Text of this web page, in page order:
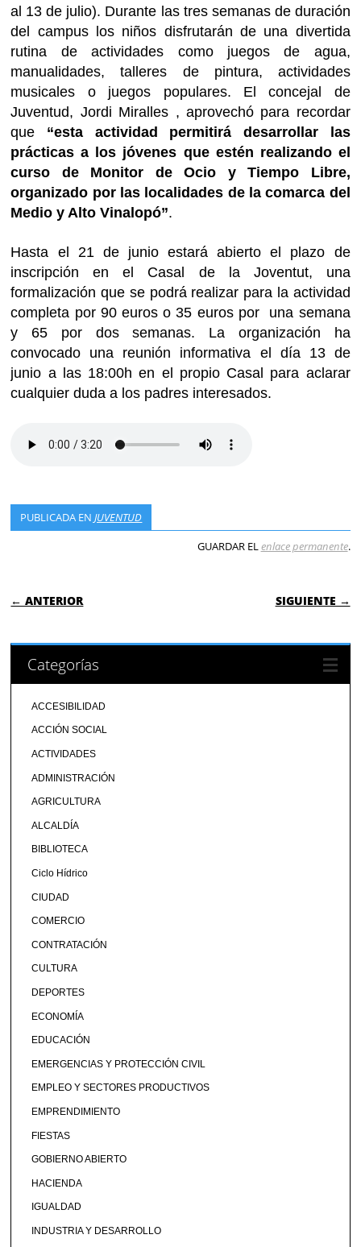
al 13 de julio). Durante las tres semanas de duración
del campus los niños disfrutarán de una divertida
rutina de actividades como juegos de agua,
manualidades, talleres de pintura, actividades
musicales o juegos populares. El concejal de
Juventud, Jordi Miralles , aprovechó para recordar
que “esta actividad permitirá desarrollar las
prácticas a los jóvenes que estén realizando el
curso de Monitor de Ocio y Tiempo Libre,
organizado por las localidades de la comarca del
Medio y Alto Vinalopó”.
Hasta el 21 de junio estará abierto el plazo de
inscripción en el Casal de la Joventut, una
formalización que se podrá realizar para la actividad
completa por 90 euros o 35 euros por una semana
y 65 por dos semanas. La organización ha
convocado una reunión informativa el día 13 de
junio a las 18:00h en el propio Casal para aclarar
cualquier duda a los padres interesados.
PUBLICADA ENJUVENTUD
GUARDAR ELenlace permanente.
NAVEGACIÓN DE ENTRADAS
← ANTERIOR SIGUIENTE →
Categorías
ACCESIBILIDAD
ACCIÓN SOCIAL
ACTIVIDADES
ADMINISTRACIÓN
AGRICULTURA
ALCALDÍA
BIBLIOTECA
Ciclo Hídrico
CIUDAD
COMERCIO
CONTRATACIÓN
CULTURA
DEPORTES
ECONOMÍA
EDUCACIÓN
EMERGENCIAS Y PROTECCIÓN CIVIL
EMPLEO Y SECTORES PRODUCTIVOS
EMPRENDIMIENTO
FIESTAS
GOBIERNO ABIERTO
HACIENDA
IGUALDAD
INDUSTRIA Y DESARROLLO